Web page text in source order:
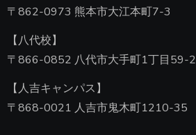
〒862-0973 熊本市大江本町7-3
【八代校】
〒866-0852 八代市大手町1丁目59-2
【人吉キャンパス】
〒868-0021 人吉市鬼木町1210-35